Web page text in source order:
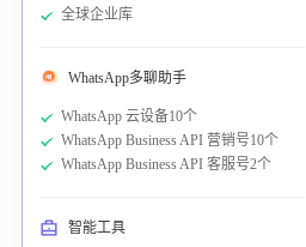
全球企业库
WhatsApp多聊助手
WhatsApp 云设备10个
WhatsApp Business API 营销号10个
WhatsApp Business API 客服号2个
智能工具